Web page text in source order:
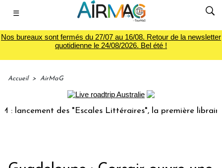
☰
Nos bureaux sont fermés du 27/07 au 16/08. Retour de la newsletter
quotidienne le 24/08/2026. Bel été !
Accueil > AirMaG
des "Escales Littéraires", la première librairie du